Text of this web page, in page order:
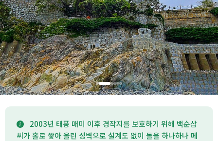
2003년 태풍 매미 이후 경작지를 보호하기 위해 백순삼
씨가 홀로 쌓아 올린 성벽으로 설계도 없이 돌을 하나하나 메